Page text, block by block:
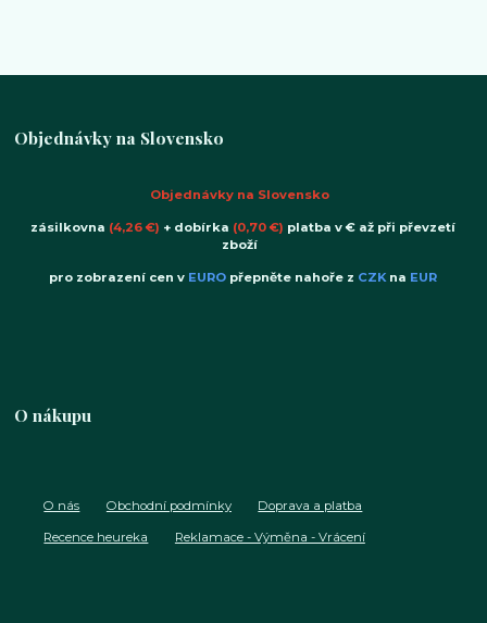
Objednávky na Slovensko
Objednávky na Slovensko
zásilkovna (4,26 €) + dobírka (0,70 €) platba v € až při převzetí
zboží
pro zobrazení cen v EURO přepněte nahoře z CZKna EUR
O nákupu
O nás Obchodní podmínky Doprava a platba
Recence heureka Reklamace - Výměna - Vrácení